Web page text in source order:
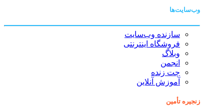
وب‌سایت‌ها
سازنده وب‌سایت
فروشگاه اینترنتی
وبلاگ
انجمن
چت زنده
آموزش آنلاین
زنجیره تأمین